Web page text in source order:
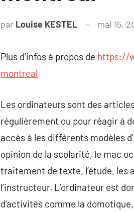
par Louise KESTEL mai 15,
Plus d’infos à propos de https://
montreal
Les ordinateurs sont des
régulièrement ou pour réagir à
accès à les différents modèles
opinion de la scolarité, le mac
traitement de texte, l’étude, les
l’instructeur. L’ordinateur est
d’activités comme la